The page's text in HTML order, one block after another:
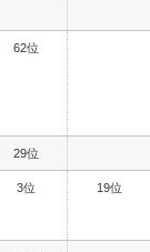
62位
29位
3位 19位